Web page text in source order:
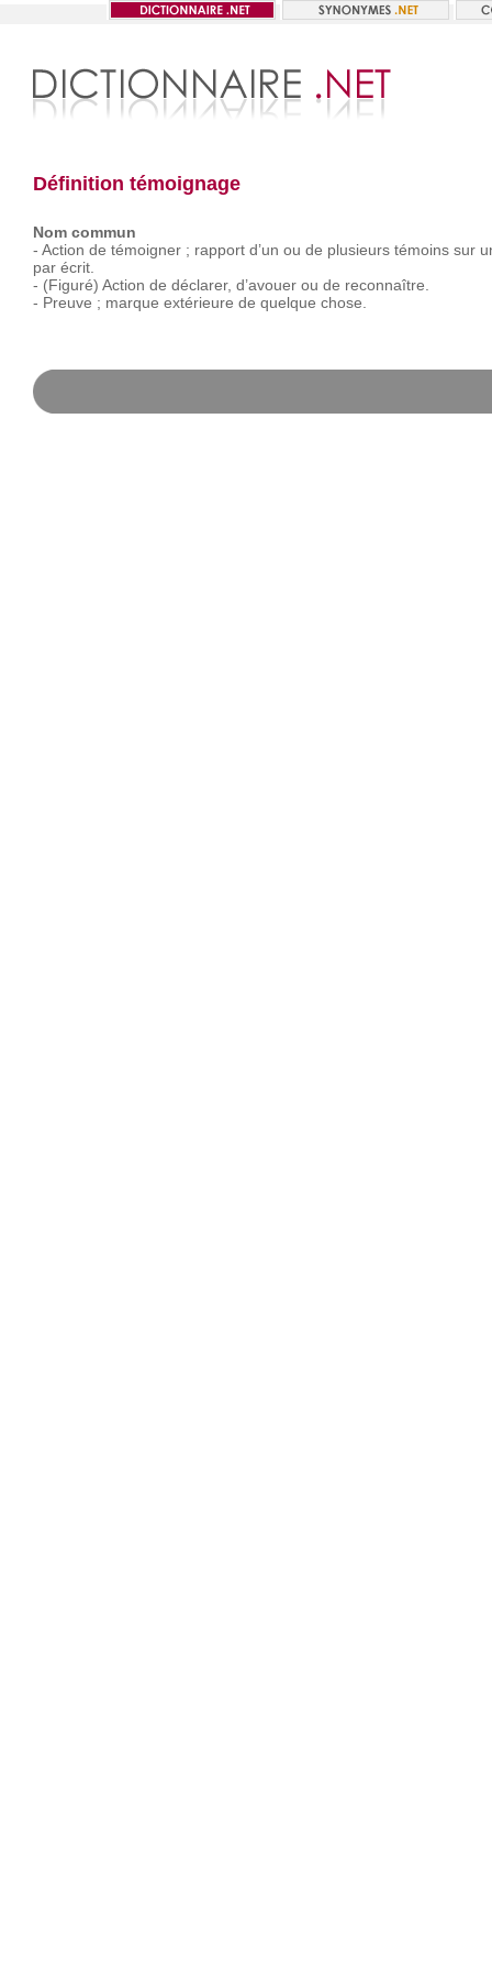
Définition témoignage
Nom commun
- Action de témoigner ; rapport d’un ou de plusieurs témoins sur
par écrit.
- (Figuré) Action de déclarer, d’avouer ou de reconnaître.
- Preuve ; marque extérieure de quelque chose.